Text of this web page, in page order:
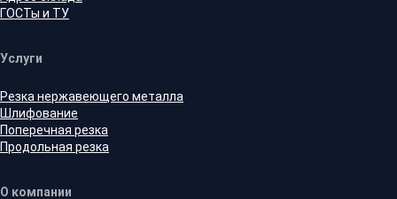
ГОСТы и ТУ
Услуги
Резка нержавеющего металла
Шлифование
Поперечная резка
Продольная резка
О компании